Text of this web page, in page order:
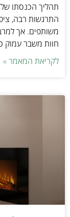
תהליך הכנסתו של
התרגשות רבה,
משותפים. אך
חוות משבר עמוק
לקריאת המאמר »